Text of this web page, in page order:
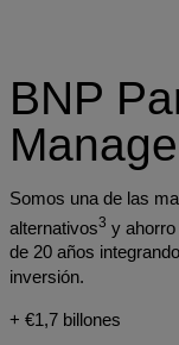
BNP
Somos una de las
alternativos3 y
de 20 años
inversión.
+ €1,7 billones